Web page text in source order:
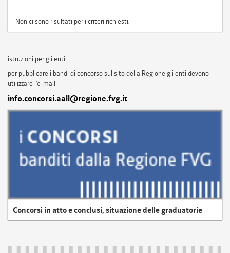
Non ci sono risultati per i criteri richiesti.
istruzioni per gli enti
per pubblicare i bandi di concorso sul sito della Regione gli enti devono
utilizzare l'e-mail
info.concorsi.aall@regione.fvg.it
Concorsi in atto e conclusi, situazione delle graduatorie